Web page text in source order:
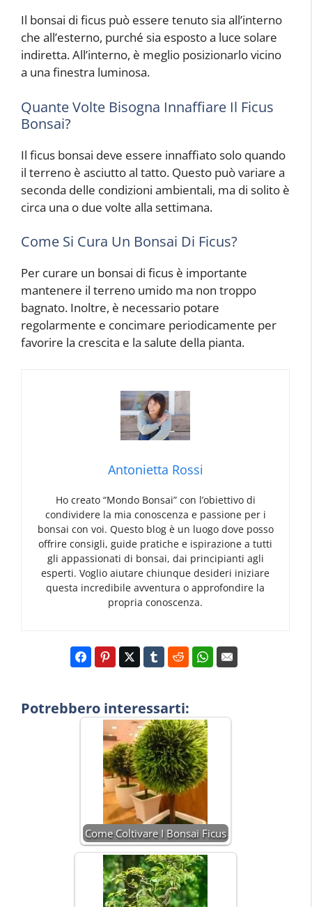
Il bonsai di ficus può essere tenuto sia all’interno
che all’esterno, purché sia esposto a luce solare
indiretta. All’interno, è meglio posizionarlo vicino
a una finestra luminosa.
Quante Volte Bisogna Innaffiare Il Ficus
Bonsai?
Il ficus bonsai deve essere innaffiato solo quando
il terreno è asciutto al tatto. Questo può variare a
seconda delle condizioni ambientali, ma di solito è
circa una o due volte alla settimana.
Come Si Cura Un Bonsai Di Ficus?
Per curare un bonsai di ficus è importante
mantenere il terreno umido ma non troppo
bagnato. Inoltre, è necessario potare
regolarmente e concimare periodicamente per
favorire la crescita e la salute della pianta.
Antonietta Rossi
Ho creato “Mondo Bonsai” con l’obiettivo di
condividere la mia conoscenza e passione per i
bonsai con voi. Questo blog è un luogo dove posso
offrire consigli, guide pratiche e ispirazione a tutti
gli appassionati di bonsai, dai principianti agli
esperti. Voglio aiutare chiunque desideri iniziare
questa incredibile avventura o approfondire la
propria conoscenza.
Potrebbero interessarti:
Come Coltivare I Bonsai Ficus